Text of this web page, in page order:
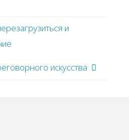
и
искусства